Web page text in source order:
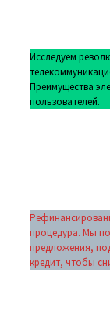
Исследуем
Преимущества
пользователей.
процедура. Мы
предложения,
кредит, чтобы